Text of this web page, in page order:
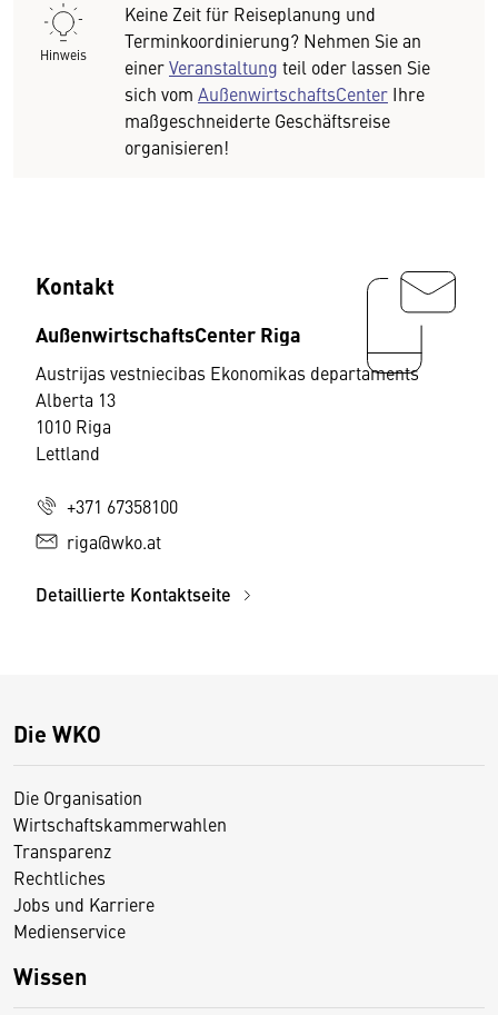
Hinweis
Keine Zeit für Reiseplanung und
Terminkoordinierung? Nehmen Sie an
einerVeranstaltung teil oder lassen Sie
sich vom AußenwirtschaftsCenter Ihre
maßgeschneiderte Geschäftsreise
organisieren!
Kontakt
AußenwirtschaftsCenter Riga
Austrijas vestniecibas Ekonomikas departaments
Alberta 13
1010 Riga
Lettland
+371 67358100
riga@wko.at
Detaillierte Kontaktseite
Die WKO
Die Organisation
Wirtschaftskammerwahlen
Transparenz
Rechtliches
Jobs und Karriere
Medienservice
Wissen